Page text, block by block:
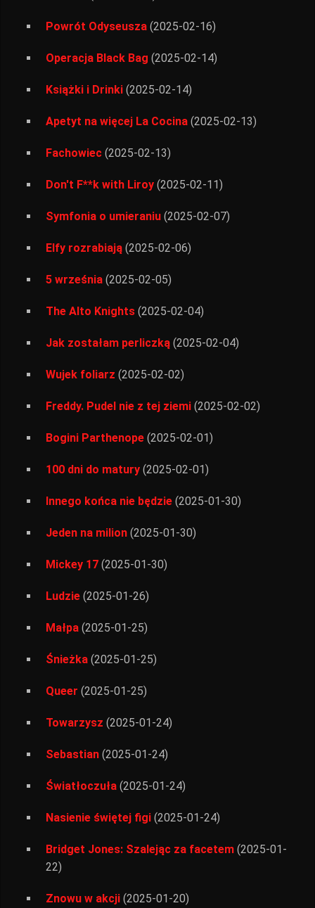
Powrót Odyseusza (2025-02-16)
Operacja Black Bag (2025-02-14)
Książki i Drinki (2025-02-14)
Apetyt na więcej La Cocina (2025-02-13)
Fachowiec (2025-02-13)
Don't F**k with Liroy (2025-02-11)
Symfonia o umieraniu (2025-02-07)
Elfy rozrabiają (2025-02-06)
5 września (2025-02-05)
The Alto Knights (2025-02-04)
Jak zostałam perliczką (2025-02-04)
Wujek foliarz (2025-02-02)
Freddy. Pudel nie z tej ziemi (2025-02-02)
Bogini Parthenope (2025-02-01)
100 dni do matury (2025-02-01)
Innego końca nie będzie (2025-01-30)
Jeden na milion (2025-01-30)
Mickey 17 (2025-01-30)
Ludzie (2025-01-26)
Małpa (2025-01-25)
Śnieżka (2025-01-25)
Queer (2025-01-25)
Towarzysz (2025-01-24)
Sebastian (2025-01-24)
Światłoczuła (2025-01-24)
Nasienie świętej figi (2025-01-24)
Bridget Jones: Szalejąc za facetem (2025-01-
22)
Znowu w akcji (2025-01-20)